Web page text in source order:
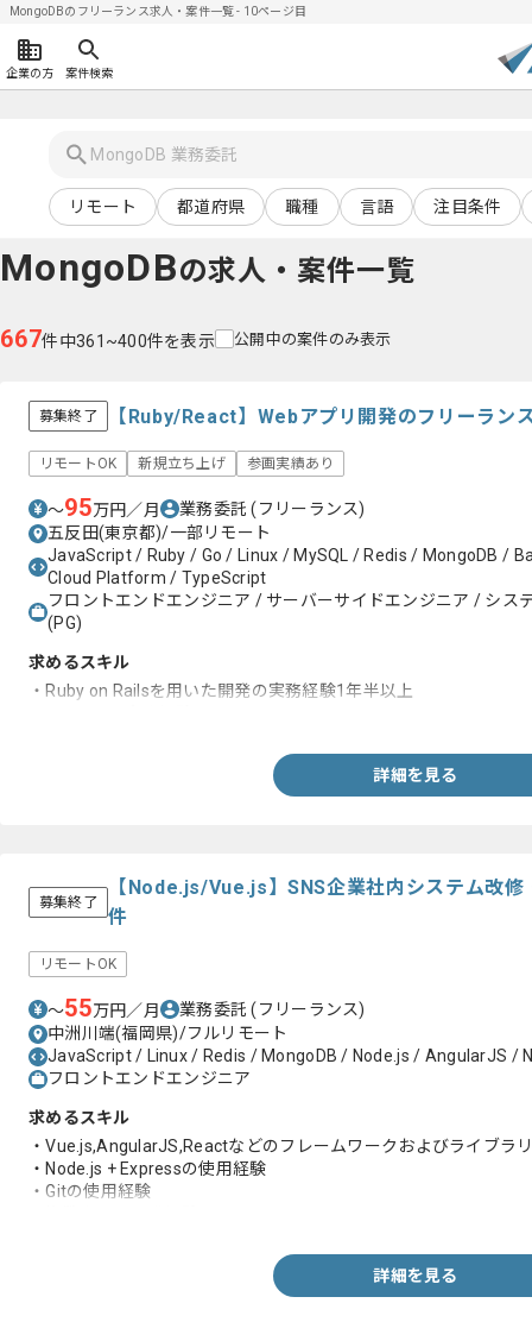
MongoDBのフリーランス求人・案件一覧 - 10ページ目
企業の方 案件検索
リモート 都道府県 職種 言語 注目条件
MongoDBの求人・案件一覧
667件中361~400件を表示 公開中の案件のみ表示
募集終了 【Ruby/React】Webアプリ開発のフリーラン
リモートOK 新規立ち上げ 参画実績あり
〜95万円／月 業務委託(フリーランス)
五反田(東京都)/一部リモート
JavaScript / Ruby / Go / Linux / MySQL / Redis / MongoDB /
Cloud Platform / TypeScript
フロントエンドエンジニア / サーバーサイドエンジニア / シス
(PG)
求めるスキル
・Ruby on Railsを用いた開発の実務経験1年半以上
詳細を見る
募集終了
【Node.js/Vue.js】SNS企業社内システム改修
件
リモートOK
〜55万円／月 業務委託(フリーランス)
中洲川端(福岡県)/フルリモート
JavaScript / Linux / Redis / MongoDB / Node.js / AngularJS /
フロントエンドエンジニア
求めるスキル
・Vue.js,AngularJS,Reactなどのフレームワークおよびライブラ
・Node.js + Expressの使用経験
・Gitの使用経験
詳細を見る